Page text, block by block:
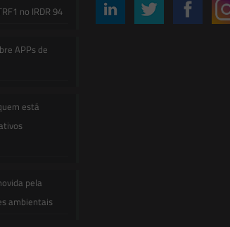
no IRDR 94
APPs de
está
pela
ambientais